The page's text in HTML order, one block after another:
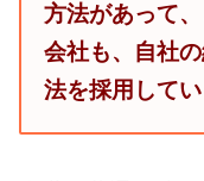
方法があって
会社も、自社
法を採用してい